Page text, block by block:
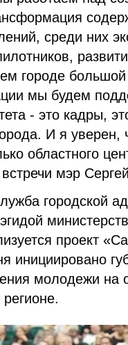
среди них
городе
мы будем
- это кадры,
И я уверен,
областного
мэр
городской
проект
инициировано
молодежи на